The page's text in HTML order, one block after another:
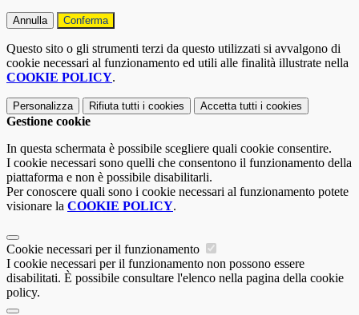
Annulla Conferma
Questo sito o gli strumenti terzi da questo utilizzati si avvalgono di
cookie necessari al funzionamento ed utili alle finalità illustrate nella
COOKIE POLICY.
Personalizza Rifiuta tutti i cookies Accetta tutti i cookies
Gestione cookie
In questa schermata è possibile scegliere quali cookie consentire.
I cookie necessari sono quelli che consentono il funzionamento della
piattaforma e non è possibile disabilitarli.
Per conoscere quali sono i cookie necessari al funzionamento potete
visionare la COOKIE POLICY.
Cookie necessari per il funzionamento
I cookie necessari per il funzionamento non possono essere
disabilitati. È possibile consultare l'elenco nella pagina della cookie
policy.